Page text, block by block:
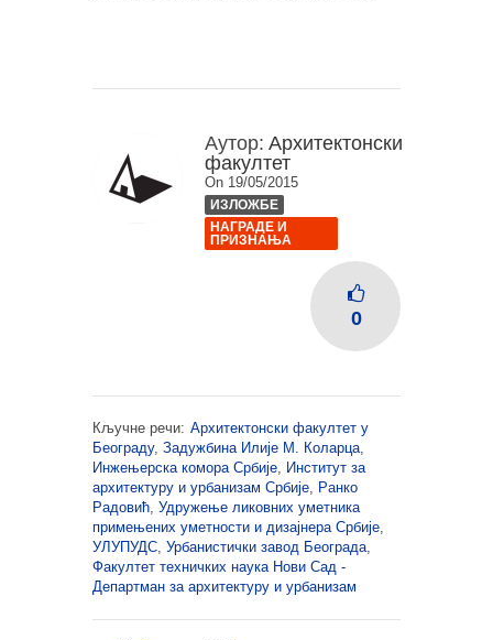
Аутор: Архитектонски
факултет
On 19/05/2015
ИЗЛОЖБЕ
НАГРАДЕ И
ПРИЗНАЊА
0
Кључне речи: Архитектонски факултет у
Београду, Задужбина Илије М. Коларца,
Инжењерска комора Србије, Институт за
архитектуру и урбанизам Србије, Ранко
Радовић, Удружење ликовних уметника
примењених уметности и дизајнера Србије,
УЛУПУДС, Урбанистички завод Београда,
Факултет техничких наука Нови Сад -
Департман за архитектуру и урбанизам